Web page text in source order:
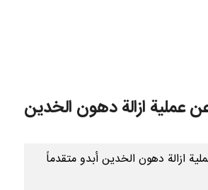
عملية ازالة دهون الخدين
ازالة دهون الخدين أبدو متقدماً